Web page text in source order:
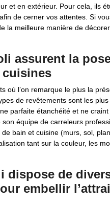
et en extérieur. Pour cela, ils
de cerner vos attentes. Si
la meilleure manière de
assurent la
cuisines
où l’on remarque le plus la
de revêtements sont les
parfaite étanchéité et ne
équipe de carreleurs
bain et cuisine (murs, sol,
tant sur la couleur, les
dispose de
embellir